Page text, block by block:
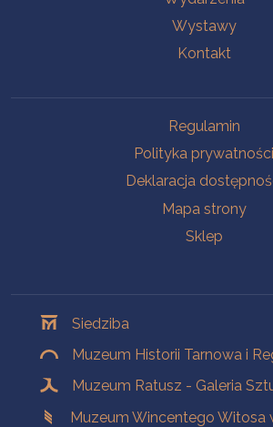
Wystawy
Kontakt
Regulamin
Polityka prywatności
Deklaracja
Mapa strony
Sklep
Siedziba
Muzeum Historii Tarnowa i
Muzeum Ratusz - Galeria
Muzeum Wincentego Witosa